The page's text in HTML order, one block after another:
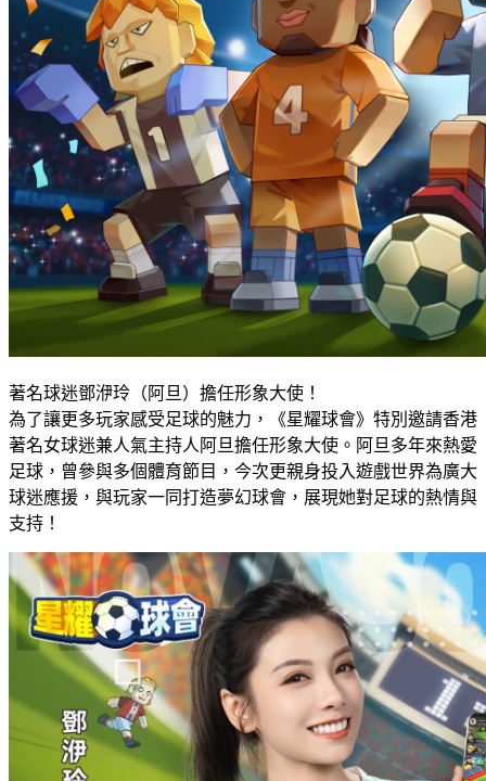
著名球迷鄧洢玲（阿旦）擔任形象大使！
為了讓更多玩家感受足球的魅力，《星耀球會》特別邀請香港
著名女球迷兼人氣主持人阿旦擔任形象大使。阿旦多年來熱愛
足球，曾參與多個體育節目，今次更親身投入遊戲世界為廣大
球迷應援，與玩家一同打造夢幻球會，展現她對足球的熱情與
支持！